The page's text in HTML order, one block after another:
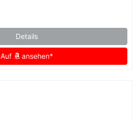
Details
Auf ansehen*